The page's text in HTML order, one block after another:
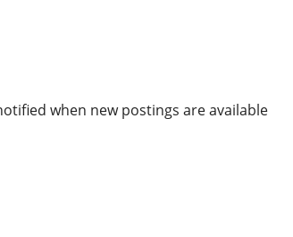
when new postings are available